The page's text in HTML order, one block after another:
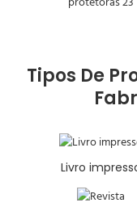
Tipos De
Livro